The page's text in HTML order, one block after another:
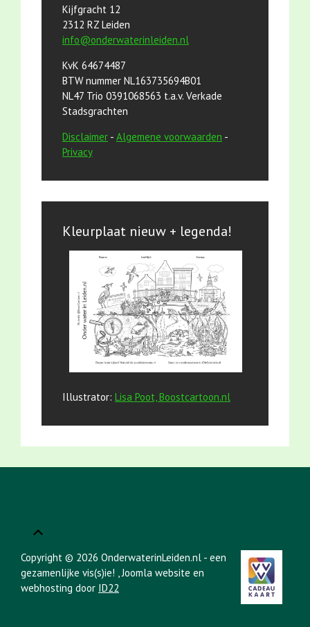
Kijfgracht 12
2312 RZ Leiden
info@onderwaterinleiden.nl
KvK 64674487
BTW nummer NL163735694B01
NL47 Trio 0391068563 t.a.v. Verkade
Stadsgrachten
Disclaimer - Algemene voorwaarden -
Privacy
Kleurplaat nieuw + legenda!
Illustrator: Lisa Poot, Boostcartoon.nl
Copyright © 2026 OnderwaterinLeiden.nl - een
gezamenlijke vis(s)ie! , Joomla website en
webhosting door ID22